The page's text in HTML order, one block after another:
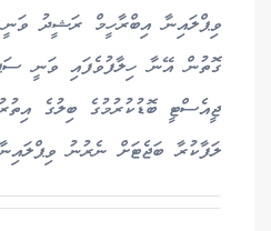
ވިޕްލައިނާ އިބްރާހީމް ރަޝީދު ވަނީ
ގޮތުން އޭނާ ހިލާފުވެފައި ވަނީ
ލަފާކުރާ ބަޖެޓަށް ނެރުނު